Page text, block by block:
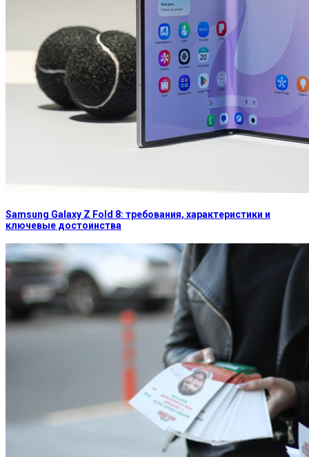
Samsung Galaxy Z Fold 8: требования, характеристики и
ключевые достоинства